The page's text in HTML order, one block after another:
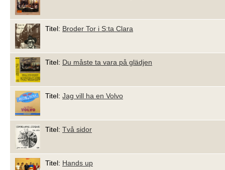
Titel: Broder Tor i S:ta Clara
Titel: Du måste ta vara på glädjen
Titel: Jag vill ha en Volvo
Titel: Två sidor
Titel: Hands up